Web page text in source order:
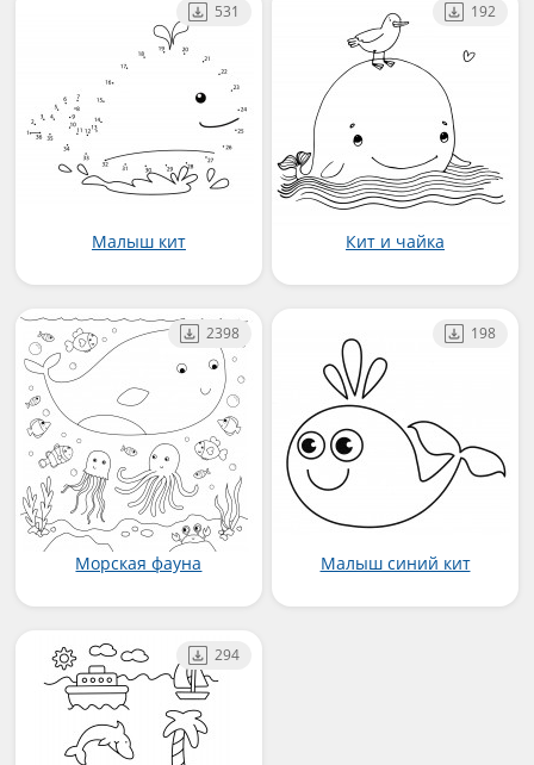
Малыш кит
531
Кит и чайка
192
Морская фауна
2398
Малыш синий кит
198
294